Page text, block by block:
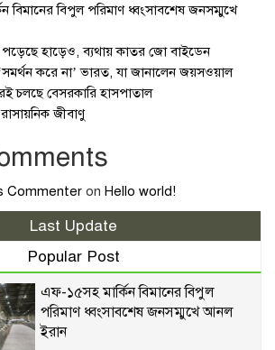
বিমানের বিপুল পরিমাণ ধ্বংসাবশেষ জনসম্মুখে
পড়েছে হাড়েও, ব্যথায় কাতর জো বাইডেন
করে না’ ভারত, যা জানালেন জয়সওয়াল
চলছে বেসরকারি হাসপাতাল
জীবাণু
Commenter on Hello world!
Last Update
Popular Post
এফ-১৫সহ মার্কিন বিমানের বিপুল
পরিমাণ ধ্বংসাবশেষ জনসম্মুখে আনল
ইরান